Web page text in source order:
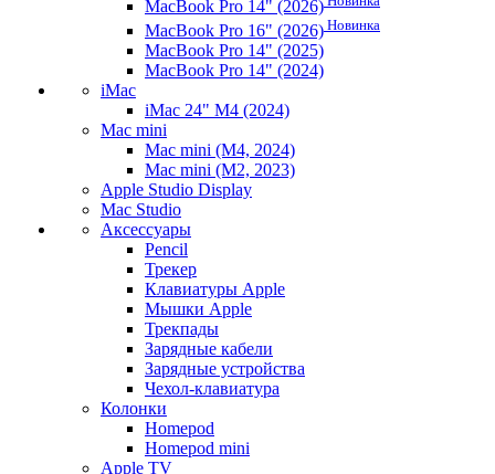
MacBook Pro 14" (2026)
MacBook Pro 16" (2026) Новинка
MacBook Pro 14" (2025)
MacBook Pro 14" (2024)
iMac
iMac 24" M4 (2024)
Mac mini
Mac mini (M4, 2024)
Mac mini (M2, 2023)
Apple Studio Display
Mac Studio
Аксессуары
Pencil
Трекер
Клавиатуры Apple
Мышки Apple
Трекпады
Зарядные кабели
Зарядные устройства
Чехол-клавиатура
Колонки
Homepod
Homepod mini
Apple TV